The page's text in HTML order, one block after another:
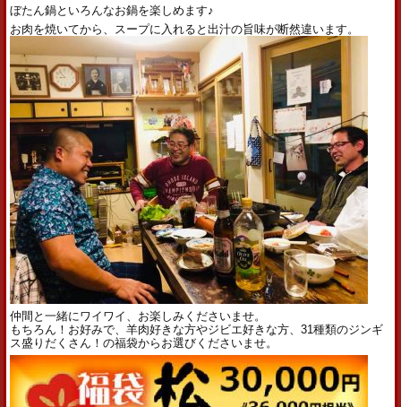
ぼたん鍋といろんなお鍋を楽しめます♪
お肉を焼いてから、スープに入れると出汁の旨味が断然違います。
仲間と一緒にワイワイ、お楽しみくださいませ。
もちろん！お好みで、羊肉好きな方やジビエ好きな方、31種類のジンギ
ス盛りだくさん！の福袋からお選びくださいませ。